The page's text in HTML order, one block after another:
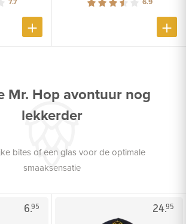
Mr. Hop avontuur nog
lekkerder
bites of een glas voor de optimale
smaaksensatie
6.95 24.95